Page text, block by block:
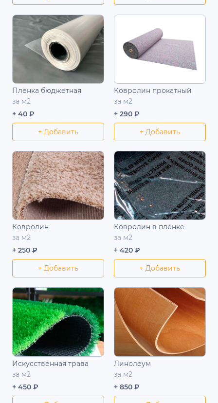
Плёнка бюджетная
за м2
+ 40 ₽
+ Добавить
Ковролин прокатный
за м2
+ 290 ₽
+ Добавить
Ковролин
за м2
+ 250 ₽
+ Добавить
Ковролин в плёнке
за м2
+ 420 ₽
+ Добавить
Искусственная трава
за м2
+ 450 ₽
Линолеум
за м2
+ 850 ₽